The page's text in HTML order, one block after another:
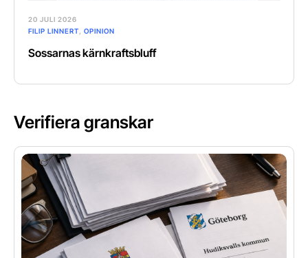
20 JULI 2026
FILIP LINNERT, OPINION
Sossarnas kärnkraftsbluff
Verifiera granskar